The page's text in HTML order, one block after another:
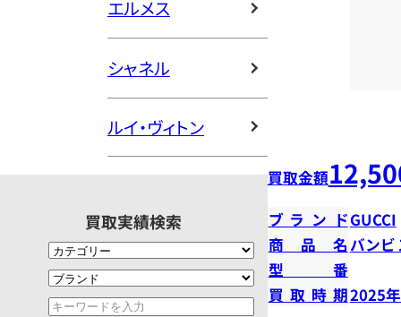
エルメス
シャネル
ルイ・ヴィトン
買取実績検索
買取金額
ブランドGUCCI
商品名バンビ
型番
買取時期2025